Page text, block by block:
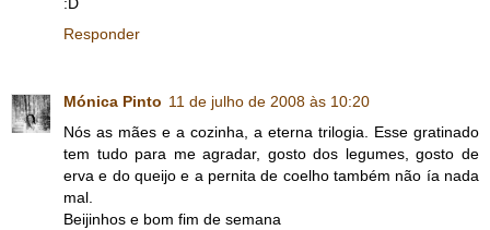
Responder
Mónica Pinto 11 de julho de 2008 às 10:20
Nós as mães e a cozinha, a eterna trilogia. Esse gratinado
tem tudo para me agradar, gosto dos legumes, gosto de
erva e do queijo e a pernita de coelho também não ía nada
mal.
Beijinhos e bom fim de semana